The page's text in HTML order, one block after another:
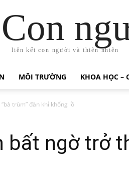
liên kết con người và thiên nhiên
MÔI TRƯỜNG KHOA HỌC –
trùm” đàn khỉ khổng lồ
bất ngờ trở